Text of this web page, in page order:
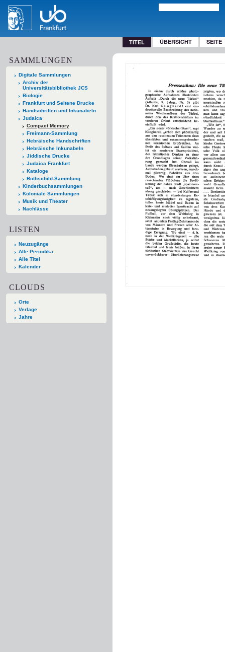
TITEL ÜBERSICHT SEITE
SAMMLUNGEN
Digitale Sammlungen
Archiv der
Universitätsbibliothek JCS
Biologie
Frankfurt und Seltene Drucke
Handschriften und Inkunabeln
Judaica
Compact Memory
Freimann-Sammlung
Hebräische Handschriften
Hebräische Inkunabeln
Jiddische Drucke
Judaica Frankfurt
Kataloge
Rothschild-Sammlung
Kinderbuchsammlungen
Koloniale Sammlungen
Musik und Theater
Nachlässe
LISTEN
Neuzugänge
Alle Periodika
Alle Titel
Kalender
CLOUDS
Orte
Verlage
Jahre